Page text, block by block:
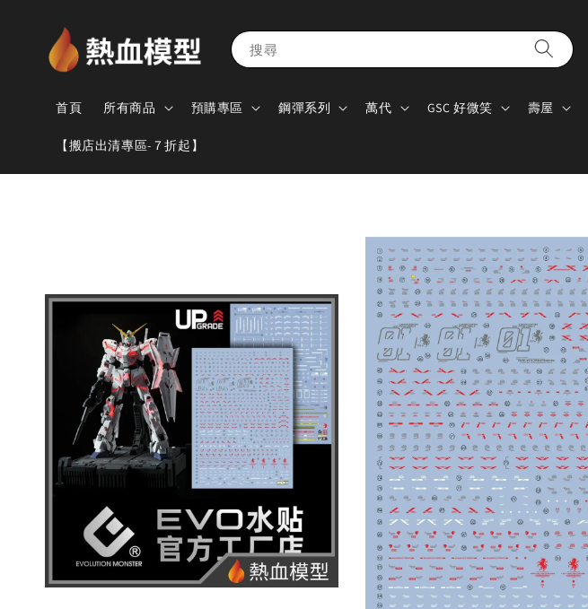
搜尋
首頁 所有商品 預購專區 鋼彈系列 萬代 GSC 好微笑 壽屋
【搬店出清專區-７折起】